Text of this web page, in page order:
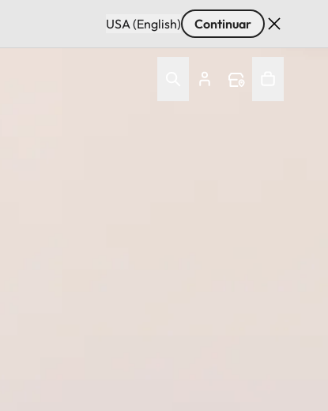
USA (English) Continuar